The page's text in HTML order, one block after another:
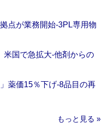
点が業務開始‐3PL専用物
米国で急拡大‐他剤からの
薬価15％下げ‐8品目の再
もっと見る »